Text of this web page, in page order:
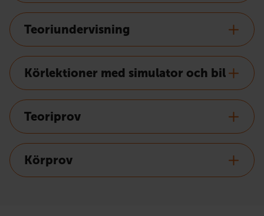
Teoriundervisning
Körlektioner med simulator och bil
Teoriprov
Körprov